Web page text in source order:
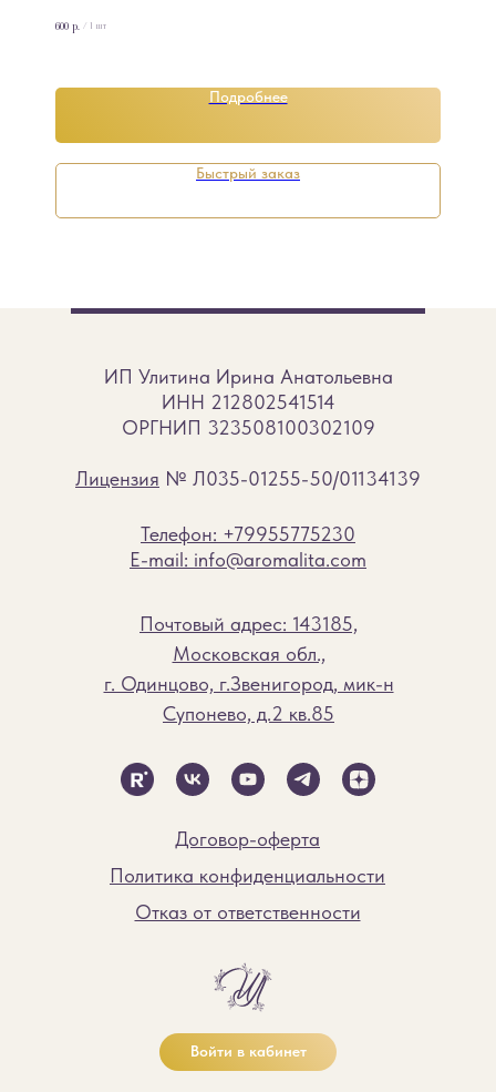
горьковатые и терпкие оттенки, напоминающие
600 р. / 1 шт
Подробнее
Быстрый заказ
ИП Улитина Ирина Анатольевна
ИНН 212802541514
ОРГНИП 323508100302109
Лицензия № Л035-01255-50/01134139
Договор-оферта
Политика конфиденциальности
Отказ от ответственности
Телефон: +79955775230
E-mail: info@aromalita.com
Почтовый адрес: 143185,
Московская обл.,
г. Одинцово, г.Звенигород, мик-н
Супонево, д.2 кв.85
Войти в кабинет